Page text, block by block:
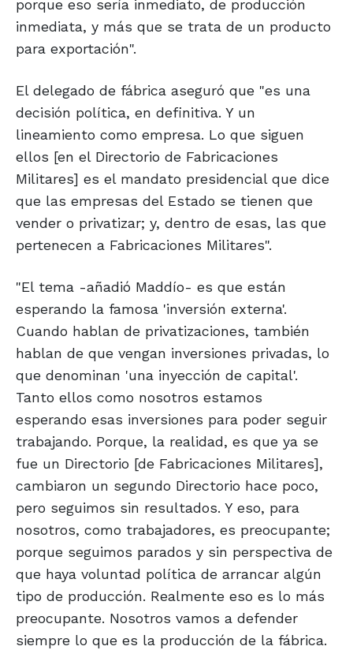
porque eso sería inmediato, de producción
inmediata, y más que se trata de un producto
para exportación".
El delegado de fábrica aseguró que "es una
decisión política, en definitiva. Y un
lineamiento como empresa. Lo que siguen
ellos [en el Directorio de Fabricaciones
Militares] es el mandato presidencial que dice
que las empresas del Estado se tienen que
vender o privatizar; y, dentro de esas, las que
pertenecen a Fabricaciones Militares".
"El tema -añadió Maddío- es que están
esperando la famosa 'inversión externa'.
Cuando hablan de privatizaciones, también
hablan de que vengan inversiones privadas, lo
que denominan 'una inyección de capital'.
Tanto ellos como nosotros estamos
esperando esas inversiones para poder seguir
trabajando. Porque, la realidad, es que ya se
fue un Directorio [de Fabricaciones Militares],
cambiaron un segundo Directorio hace poco,
pero seguimos sin resultados. Y eso, para
nosotros, como trabajadores, es preocupante;
porque seguimos parados y sin perspectiva de
que haya voluntad política de arrancar algún
tipo de producción. Realmente eso es lo más
preocupante. Nosotros vamos a defender
siempre lo que es la producción de la fábrica.